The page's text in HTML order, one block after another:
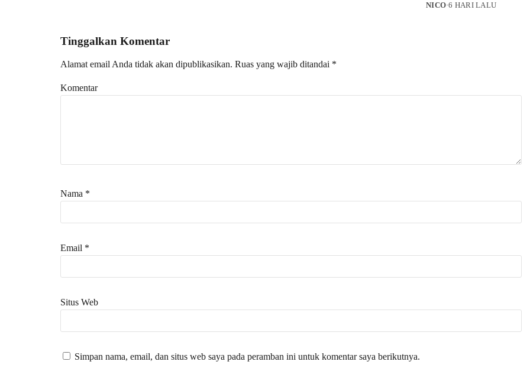
NICO·6 HARI LALU
Tinggalkan Komentar
Alamat email Anda tidak akan dipublikasikan. Ruas yang wajib ditandai *
Komentar
Nama *
Email *
Situs Web
Simpan nama, email, dan situs web saya pada peramban ini untuk komentar saya berikutnya.